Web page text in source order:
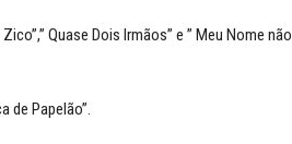
Quase Dois Irmãos” e ” Meu Nome não
de Papelão”.